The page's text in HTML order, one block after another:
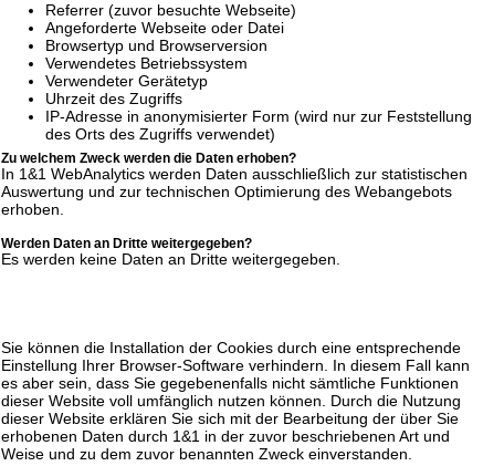
Referrer (zuvor besuchte Webseite)
Angeforderte Webseite oder Datei
Browsertyp und Browserversion
Verwendetes Betriebssystem
Verwendeter Gerätetyp
Uhrzeit des Zugriffs
IP-Adresse in anonymisierter Form (wird nur zur Feststellung
des Orts des Zugriffs verwendet)
Zu welchem Zweck werden die Daten erhoben?
In 1&1 WebAnalytics werden Daten ausschließlich zur statistischen
Auswertung und zur technischen Optimierung des Webangebots
erhoben.
Werden Daten an Dritte weitergegeben?
Es werden keine Daten an Dritte weitergegeben.
Sie können die Installation der Cookies durch eine entsprechende
Einstellung Ihrer Browser-Software verhindern. In diesem Fall kann
es aber sein, dass Sie gegebenenfalls nicht sämtliche Funktionen
dieser Website voll umfänglich nutzen können. Durch die Nutzung
dieser Website erklären Sie sich mit der Bearbeitung der über Sie
erhobenen Daten durch 1&1 in der zuvor beschriebenen Art und
Weise und zu dem zuvor benannten Zweck einverstanden.